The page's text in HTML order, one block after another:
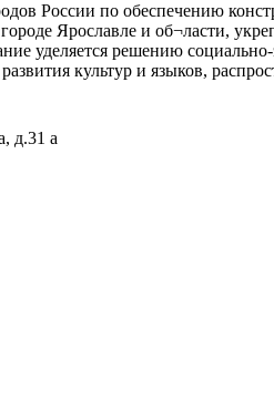
России по обеспечению
Ярославле и об¬ласти,
уделяется решению
культур и языков,
д.31 а